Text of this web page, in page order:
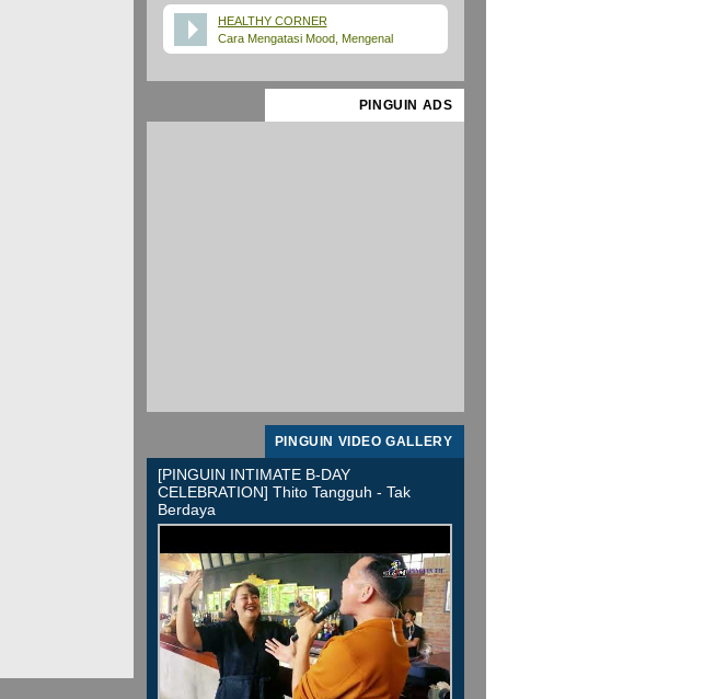
HEALTHY CORNER
Cara Mengatasi Mood, Mengenal
Hubungan antara Gut Health dan Emosi
PINGUIN ADS
PINGUIN VIDEO GALLERY
[PINGUIN INTIMATE B-DAY
CELEBRATION] Thito Tangguh - Tak
Berdaya